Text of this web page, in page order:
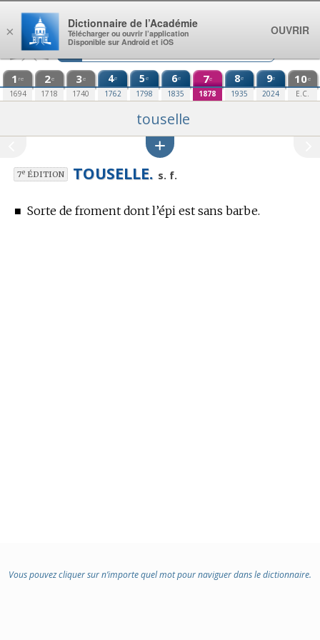
Aller au contenu
1 re
1694
2e
1718
3e
1740
4e
1762
5e
1798
6e
1835
7e
1878
8e
1935
9e
2024
10e
E.C.
touselle
7eÉDITION TOUSELLE. s. f.
■ Sorte de froment dont l’épi est sans barbe.
Vous pouvez cliquer sur n’importe quel mot pour naviguer dans le dictionnaire.
×
Dictionnaire de l’Académie
Télécharger ou ouvrir l’application
Disponible sur Android et iOS
OUVRIR